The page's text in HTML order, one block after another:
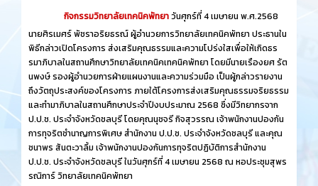
กิจกรรมวิทยาลัยเทคนิคพัทยาวันศุกร์ที่ 4 เมษายน พ.ศ.2568
นายศิรเมศร์ พัชราอริยธรณ์ ผู้อำนวยการวิทยาลัยเทคนิคพัทยา ประธานใน
พิธีกล่าวเปิดโครงการ ส่งเสริมคุณธรรมและความโปร่งใสเพื่อให้เกิดธร
รมาภิบาลในสถานศึกษาวิทยาลัยเทคนิคเทคนิคพัทยา โดยมีนายเรืองยศ รัต
นพงษ์ รองผู้อำนวยการฝ่ายแผนงานและความร่วมมือ เป็นผู้กล่าวรายงาน
ถึงวัตถุประสงค์ของโครงการ ภายใต้โครงการส่งเสริมคุณธรรมจริยธรรม
และทำมาภิบาลในสถานศึกษาประจำปีงบประมาณ 2568 ซึ่งมีวิทยากรจาก
ป.ป.ช. ประจำจังหวัดชลบุรี โดยคุณนุชจรี กิจสุวรรณ เจ้าพนักงานปองกัน
การทุจริตชำนาญการพิเศษ สำนักงาน ป.ป.ช. ประจำจังหวัดชลบุรี และคุณ
ชนาพร สันตะวาลิ้ม เจ้าพนักงานปองกันการทุจริตปฏิบัติการสำนักงาน
ป.ป.ช. ประจำจังหวัดชลบุรี ในวันศุกร์ที่ 4 เมษายน 2568 ณ หอประชุมสุพร
รณิการ์ วิทยาลัยเทคนิคพัทยา